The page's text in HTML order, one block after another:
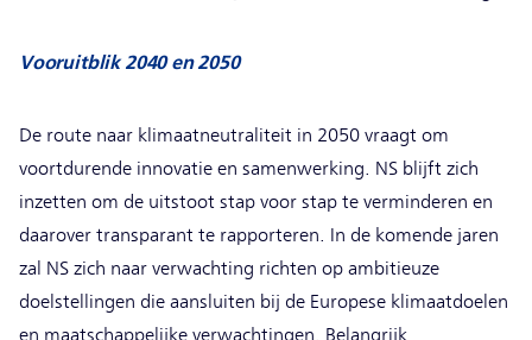
Vooruitblik 2040 en 2050
De route naar klimaatneutraliteit in 2050 vraagt om
voortdurende innovatie en samenwerking. NS blijft zich
inzetten om de uitstoot stap voor stap te verminderen en
daarover transparant te rapporteren. In de komende jaren
zal NS zich naar verwachting richten op ambitieuze
doelstellingen die aansluiten bij de Europese klimaatdoelen